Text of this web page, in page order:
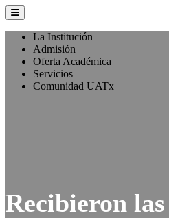
La Institución
Admisión
Oferta Académica
Servicios
Comunidad UATx
Recibieron